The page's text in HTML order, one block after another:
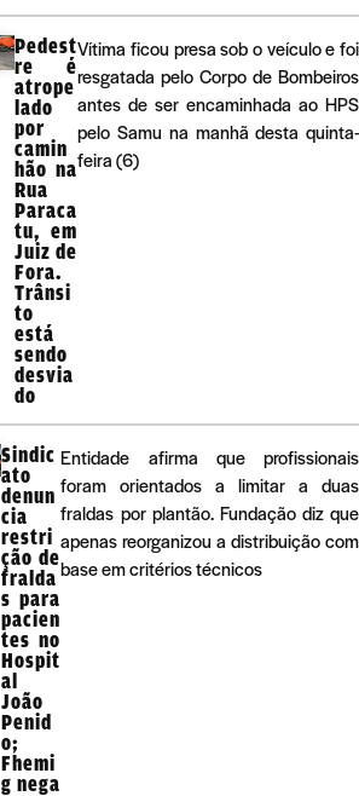
Pedest
re é
atrope
lado
por
camin
hão na
Rua
Paraca
tu, em
Juiz de
Fora.
Trânsi
to
está
sendo
desvia
do
Vítima ficou presa sob o veículo e foi
resgatada pelo Corpo de Bombeiros
antes de ser encaminhada ao HPS
pelo Samu na manhã desta quinta-
feira (6)
Sindic
ato
denun
cia
restri
ção de
fralda
s para
pacien
tes no
Hospit
al
João
Penid
o;
Fhemi
g nega
Entidade afirma que profissionais
foram orientados a limitar a duas
fraldas por plantão. Fundação diz que
apenas reorganizou a distribuição com
base em critérios técnicos